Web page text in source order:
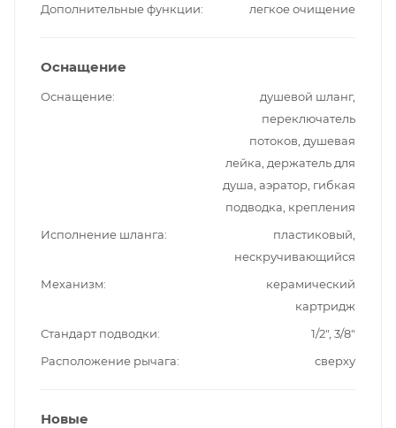
Дополнительные функции
легкое очищение
Оснащение
Оснащение
душевой шланг,
переключатель
потоков, душевая
лейка, держатель для
душа, аэратор, гибкая
подводка, крепления
Исполнение шланга
пластиковый,
нескручивающийся
Механизм
керамический
картридж
Стандарт подводки
1/2", 3/8"
Расположение рычага
сверху
Новые